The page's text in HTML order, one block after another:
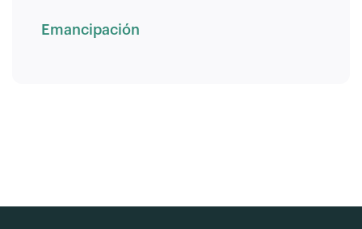
Emancipación